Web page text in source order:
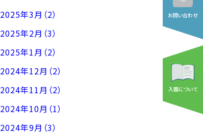
2025年3月（2）
2025年2月（3）
2025年1月（2）
2024年12月（2）
2024年11月（2）
2024年10月（1）
2024年9月（3）
お問い合わせ
入園について